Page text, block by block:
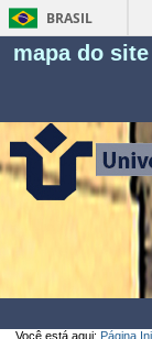
BRASIL
mapa do site
Você está aqui: Página